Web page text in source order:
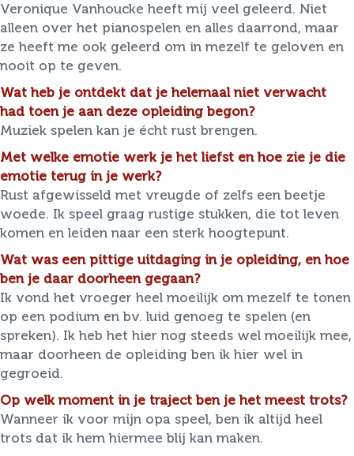
Veronique Vanhoucke heeft mij veel geleerd. Niet
alleen over het pianospelen en alles daarrond, maar
ze heeft me ook geleerd om in mezelf te geloven en
nooit op te geven.
Wat heb je ontdekt dat je helemaal niet verwacht
had toen je aan deze opleiding begon?
Muziek spelen kan je écht rust brengen.
Met welke emotie werk je het liefst en hoe zie je die
emotie terug in je werk?
Rust afgewisseld met vreugde of zelfs een beetje
woede. Ik speel graag rustige stukken, die tot leven
komen en leiden naar een sterk hoogtepunt.
Wat was een pittige uitdaging in je opleiding, en hoe
ben je daar doorheen gegaan?
Ik vond het vroeger heel moeilijk om mezelf te tonen
op een podium en bv. luid genoeg te spelen (en
spreken). Ik heb het hier nog steeds wel moeilijk mee,
maar doorheen de opleiding ben ik hier wel in
gegroeid.
Op welk moment in je traject ben je het meest trots?
Wanneer ik voor mijn opa speel, ben ik altijd heel
trots dat ik hem hiermee blij kan maken.